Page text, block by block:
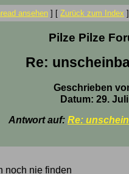
ansehen ] [ Zurück zum Index ]
Pilze Pilze
Re:
Geschrieben
Datum: 29.
Antwort auf: Re:
noch nie finden